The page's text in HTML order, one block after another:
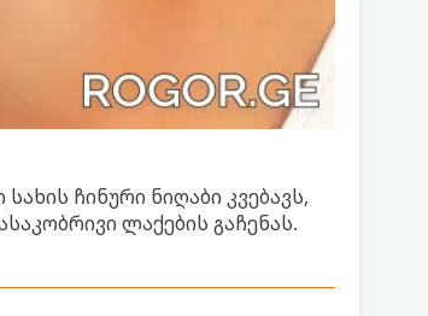
ჩინური ნიღაბი კვებავს,
ლაქების გაჩენას.